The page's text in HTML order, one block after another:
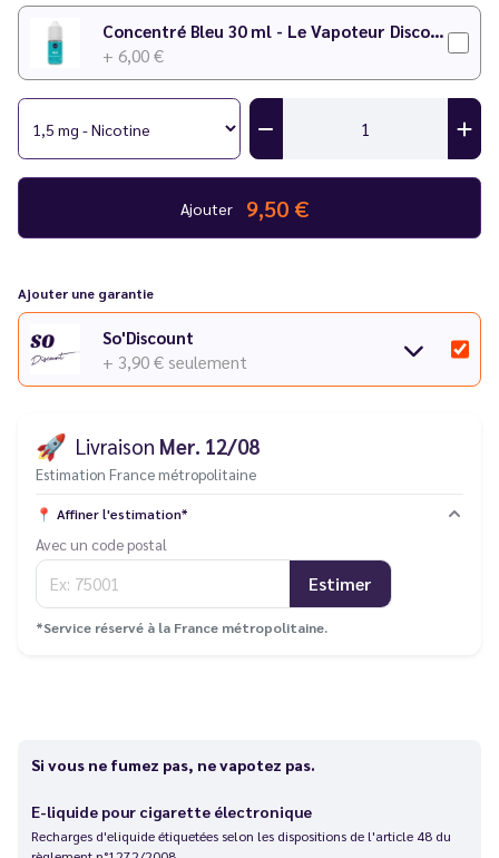
Concentré Bleu 30 ml - Le Vapoteur Discount
+ 6,00 €
Ajouter 9,50 €
Ajouter une garantie
So'Discount
+ 3,90 € seulement
🚀 Livraison Mer. 12/08
Estimation France métropolitaine
📍 Affiner l'estimation*
Avec un code postal
Estimer
*Service réservé à la France métropolitaine.
Si vous ne fumez pas, ne vapotez pas.
E-liquide pour cigarette électronique
Recharges d'eliquide étiquetées selon les dispositions de l'article 48 du